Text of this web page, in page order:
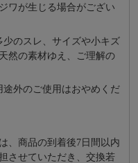
ワが生じる場合がござい
のスレ、サイズや小キズ
然の素材ゆえ、ご理解の
外のご使⽤はおやめくだ
、商品の到着後7日間以内
させていただき、交換若